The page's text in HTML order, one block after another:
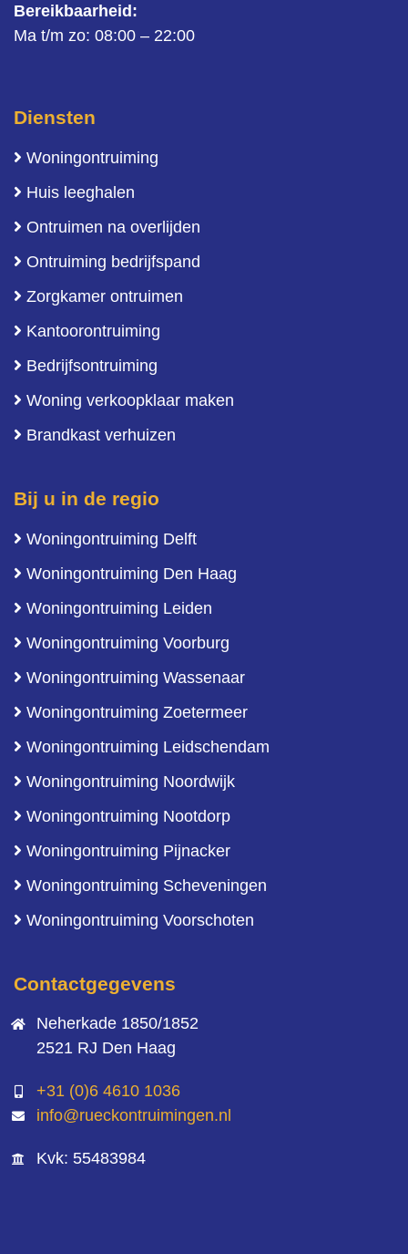
Bereikbaarheid:
Ma t/m zo: 08:00 – 22:00
Diensten
Woningontruiming
Huis leeghalen
Ontruimen na overlijden
Ontruiming bedrijfspand
Zorgkamer ontruimen
Kantoorontruiming
Bedrijfsontruiming
Woning verkoopklaar maken
Brandkast verhuizen
Bij u in de regio
Woningontruiming Delft
Woningontruiming Den Haag
Woningontruiming Leiden
Woningontruiming Voorburg
Woningontruiming Wassenaar
Woningontruiming Zoetermeer
Woningontruiming Leidschendam
Woningontruiming Noordwijk
Woningontruiming Nootdorp
Woningontruiming Pijnacker
Woningontruiming Scheveningen
Woningontruiming Voorschoten
Contactgegevens
Neherkade 1850/1852
2521 RJ Den Haag
+31 (0)6 4610 1036
info@rueckontruimingen.nl
Kvk: 55483984